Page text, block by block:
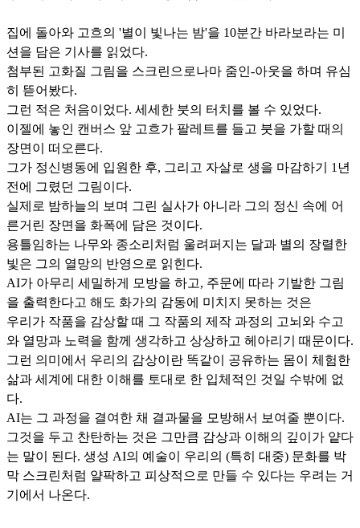
집에 돌아와 고흐의 '별이 빛나는 밤'을 10분간 바라보라는 미
션을 담은 기사를 읽었다.
첨부된 고화질 그림을 스크린으로나마 줌인-아웃을 하며 유심
히 뜯어봤다.
그런 적은 처음이었다. 세세한 붓의 터치를 볼 수 있었다.
이젤에 놓인 캔버스 앞 고흐가 팔레트를 들고 붓을 가할 때의
장면이 떠오른다.
그가 정신병동에 입원한 후, 그리고 자살로 생을 마감하기 1년
전에 그렸던 그림이다.
실제로 밤하늘의 보며 그린 실사가 아니라 그의 정신 속에 어
른거린 장면을 화폭에 담은 것이다.
용틀임하는 나무와 종소리처럼 울려퍼지는 달과 별의 장렬한
빛은 그의 열망의 반영으로 읽힌다.
AI가 아무리 세밀하게 모방을 하고, 주문에 따라 기발한 그림
을 출력한다고 해도 화가의 감동에 미치지 못하는 것은
우리가 작품을 감상할 때 그 작품의 제작 과정의 고뇌와 수고
와 열망과 노력을 함께 생각하고 상상하고 헤아리기 때문이다.
그런 의미에서 우리의 감상이란 똑같이 공유하는 몸이 체험한
삶과 세계에 대한 이해를 토대로 한 입체적인 것일 수밖에 없
다.
AI는 그 과정을 결여한 채 결과물을 모방해서 보여줄 뿐이다.
그것을 두고 찬탄하는 것은 그만큼 감상과 이해의 깊이가 얕다
는 말이 된다. 생성 AI의 예술이 우리의 (특히 대중) 문화를 박
막 스크린처럼 얄팍하고 피상적으로 만들 수 있다는 우려는 거
기에서 나온다.